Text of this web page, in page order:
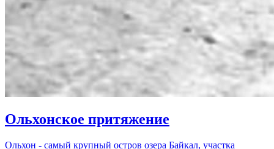
Ольхонское притяжение
Ольхон - самый крупный остров озера Байкал, участка